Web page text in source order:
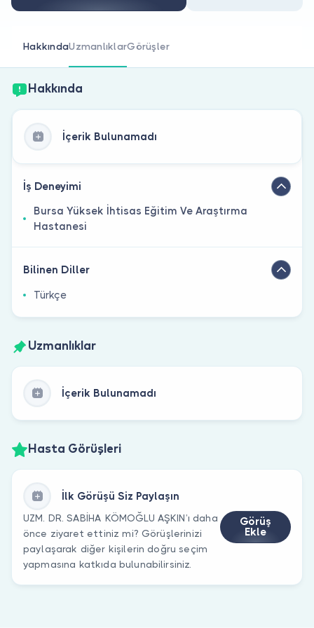
HakkındaUzmanlıklarGörüşler
Hakkında
İçerik Bulunamadı
İş Deneyimi
Bursa Yüksek İhtisas Eğitim Ve Araştırma
Hastanesi
Bilinen Diller
Türkçe
Uzmanlıklar
İçerik Bulunamadı
Hasta Görüşleri
İlk Görüşü Siz Paylaşın
UZM. DR. SABİHA KÖMOĞLU AŞKIN’ı daha
önce ziyaret ettiniz mi? Görüşlerinizi
paylaşarak diğer kişilerin doğru seçim
yapmasına katkıda bulunabilirsiniz.
Görüş
Ekle